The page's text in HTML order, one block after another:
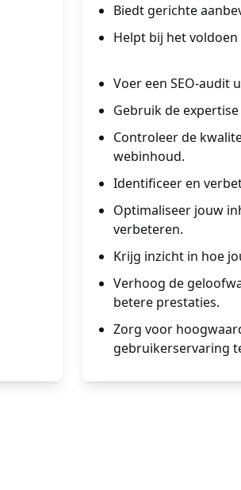
Biedt gerichte
Helpt bij het
Voer een SEO-audit
Gebruik de
Controleer de
webinhoud.
Identificeer en
Optimaliseer jouw
verbeteren.
Krijg inzicht in hoe
Verhoog de
betere prestaties.
Zorg voor
gebruikerservaring